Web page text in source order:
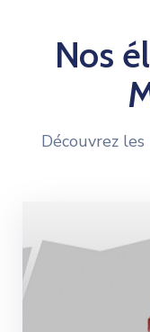
Nos
Découvrez